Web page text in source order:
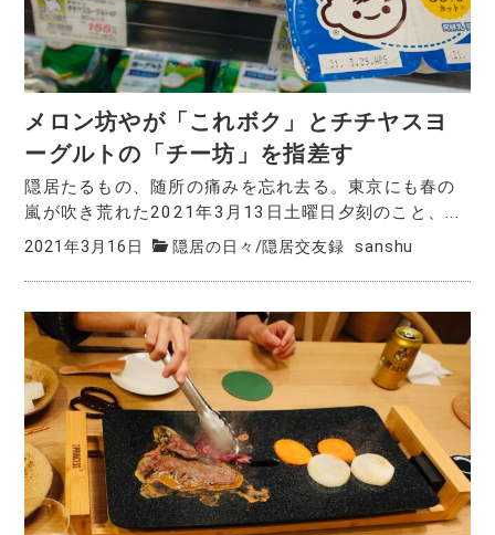
メロン坊やが「これボク」とチチヤスヨ
ーグルトの「チー坊」を指差す
隠居たるもの、随所の痛みを忘れ去る。東京にも春の
嵐が吹き荒れた2021年3月13日土曜日夕刻のこと、...
2021年3月16日 隠居の日々 /隠居交友録 sanshu